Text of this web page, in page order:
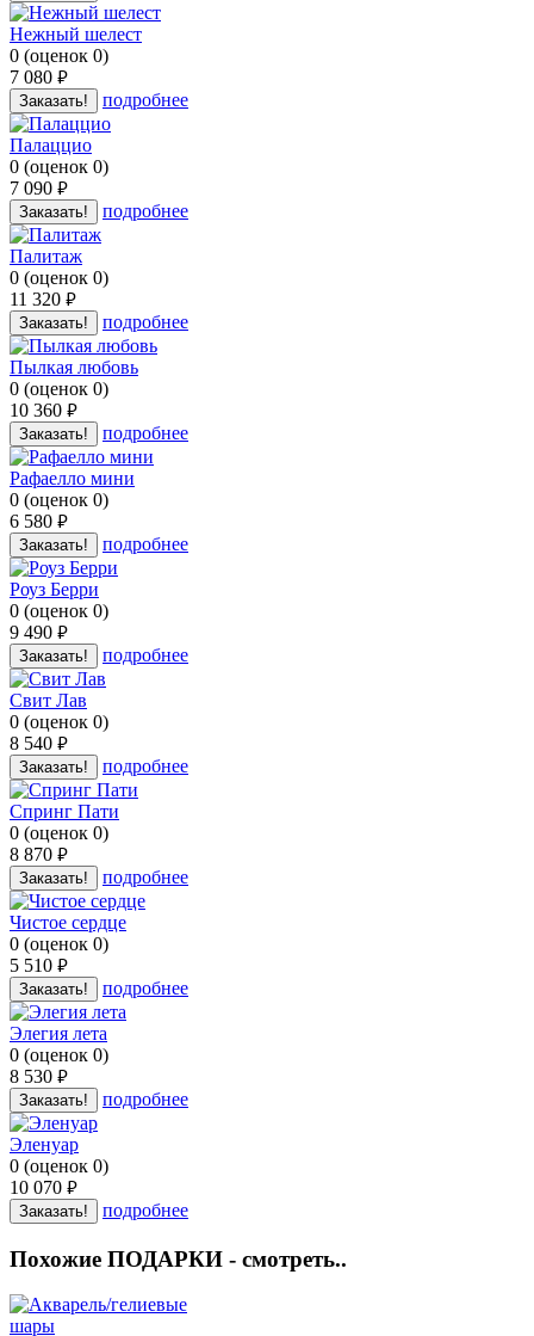
Нежный шелест
0 (оценок 0)
7 080 руб.
Заказать! подробнее
Палаццио
0 (оценок 0)
7 090 руб.
Заказать! подробнее
Палитаж
0 (оценок 0)
11 320 руб.
Заказать! подробнее
Пылкая любовь
0 (оценок 0)
10 360 руб.
Заказать! подробнее
Рафаелло мини
0 (оценок 0)
6 580 руб.
Заказать! подробнее
Роуз Берри
0 (оценок 0)
9 490 руб.
Заказать! подробнее
Свит Лав
0 (оценок 0)
8 540 руб.
Заказать! подробнее
Спринг Пати
0 (оценок 0)
8 870 руб.
Заказать! подробнее
Чистое сердце
0 (оценок 0)
5 510 руб.
Заказать! подробнее
Элегия лета
0 (оценок 0)
8 530 руб.
Заказать! подробнее
Эленуар
0 (оценок 0)
10 070 руб.
Заказать! подробнее
Похожие ПОДАРКИ - смотреть..